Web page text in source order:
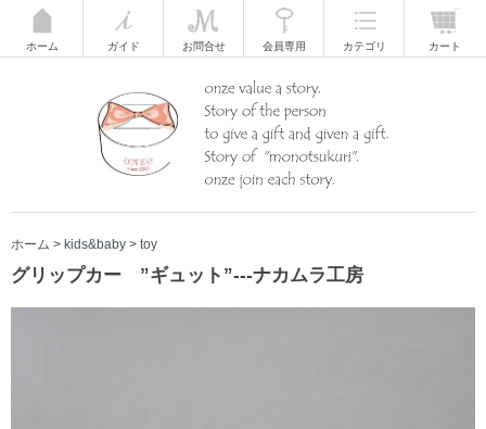
ホーム ガイド お問合せ 会員専用 カテゴリ カート
ホーム > kids&baby > toy
グリップカー ”ギュット”---ナカムラ工房